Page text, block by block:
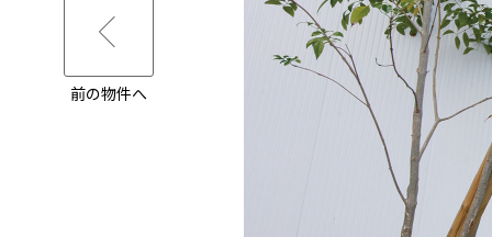
前の物件へ